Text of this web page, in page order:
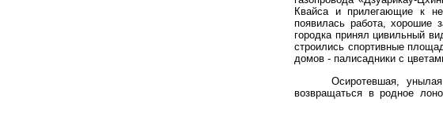
Квайса и прилегающие к
появилась работа, хорошие
городка принял цивильный
строились спортивные
домов - палисадники с
Осиротевшая,
возвращаться в родное